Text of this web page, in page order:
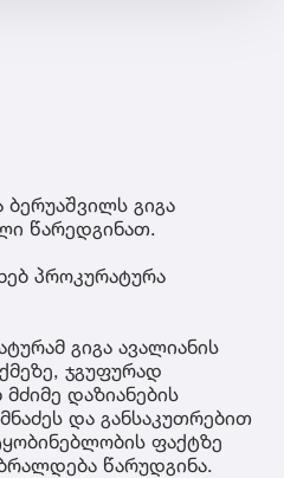
ბერუაშვილს გიგა
წარედგინათ.
პროკურატურა
გიგა ავალიანის
ჯგუფურად
დაზიანების
და განსაკუთრებით
ფაქტზე
წარუდგინა.